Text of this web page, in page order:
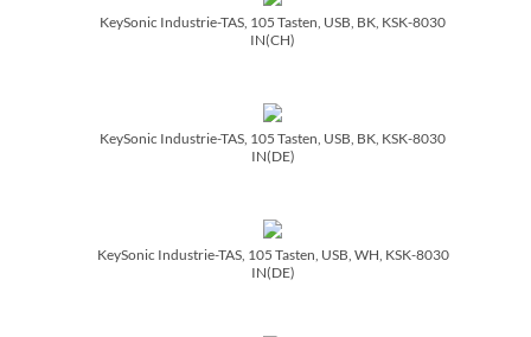
KeySonic Industrie-TAS, 105 Tasten, USB, BK, KSK-8030
IN(CH)
KeySonic Industrie-TAS, 105 Tasten, USB, BK, KSK-8030
IN(DE)
KeySonic Industrie-TAS, 105 Tasten, USB, WH, KSK-8030
IN(DE)